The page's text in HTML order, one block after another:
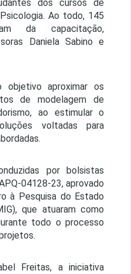
dos cursos de
Ao todo, 145
da capacitação,
Daniela Sabino e
objetivo aproximar os
de modelagem de
ao estimular o
voltadas para
por bolsistas
04128-23, aprovado
à Pesquisa do Estado
que atuaram como
todo o processo
Freitas, a iniciativa